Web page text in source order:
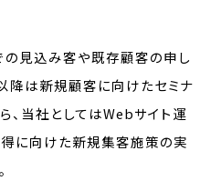
の見込み客や既存顧客の申し
降は新規顧客に向けたセミナ
、当社としてはWebサイト運
に向けた新規集客施策の実